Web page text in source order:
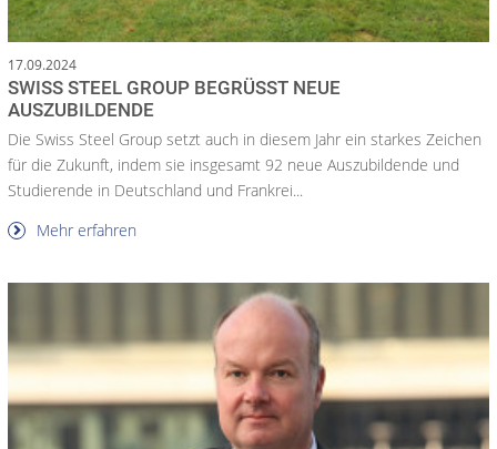
17.09.2024
SWISS STEEL GROUP BEGRÜSST NEUE A
USZUBILDENDE
Die Swiss Steel Group setzt auch in diesem Jahr ein starkes Zeichen
für die Zukunft, indem sie insgesamt 92 neue Auszubildende und
Studierende in Deutschland und Frankrei...
Mehr erfahren